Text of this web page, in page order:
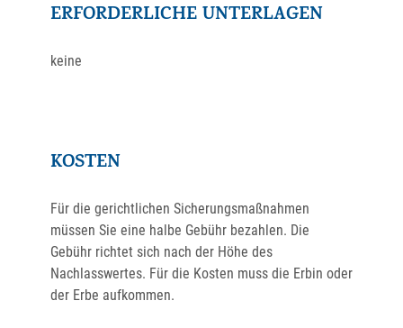
ERFORDERLICHE UNTERLAGEN
keine
KOSTEN
Für die gerichtlichen Sicherungsmaßnahmen
müssen Sie eine halbe Gebühr bezahlen. Die
Gebühr richtet sich nach der Höhe des
Nachlasswertes. Für die Kosten muss die Erbin oder
der Erbe aufkommen.